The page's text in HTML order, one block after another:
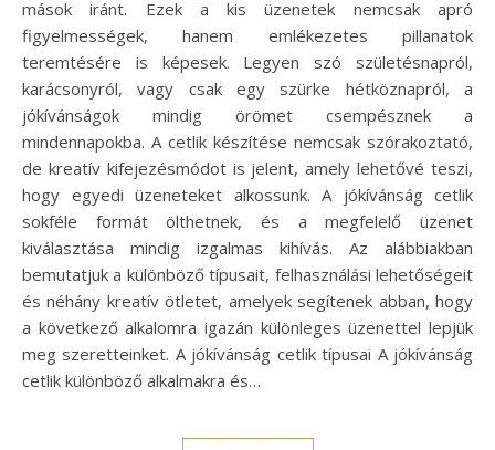
mások iránt. Ezek a kis üzenetek nemcsak apró
figyelmességek, hanem emlékezetes pillanatok
teremtésére is képesek. Legyen szó születésnapról,
karácsonyról, vagy csak egy szürke hétköznapról, a
jókívánságok mindig örömet csempésznek a
mindennapokba. A cetlik készítése nemcsak szórakoztató,
de kreatív kifejezésmódot is jelent, amely lehetővé teszi,
hogy egyedi üzeneteket alkossunk. A jókívánság cetlik
sokféle formát ölthetnek, és a megfelelő üzenet
kiválasztása mindig izgalmas kihívás. Az alábbiakban
bemutatjuk a különböző típusait, felhasználási lehetőségeit
és néhány kreatív ötletet, amelyek segítenek abban, hogy
a következő alkalomra igazán különleges üzenettel lepjük
meg szeretteinket. A jókívánság cetlik típusai A jókívánság
cetlik különböző alkalmakra és…